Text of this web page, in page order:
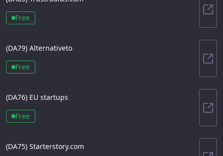
Free
(DA79) Alternativeto
Free
(DA76) EU startups
Free
EU
(DA75) Starterstory.com